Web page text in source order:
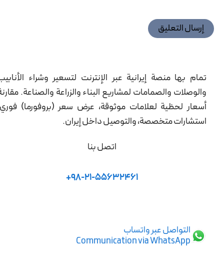
تمام بها منصة إيرانية عبر الإنترنت لتسعير وشراء الأنابيب
والوصلات والصمامات لمشاريع البناء والزراعة والصناعة. مقارنة
أسعار لحظية لعلامات موثوقة، عرض سعر (بروفورما) فوري،
استشارات متخصصة، والتوصيل داخل إيران.
اتصل بنا
98-21-55632461+
التواصل عبر واتساب
Communication via WhatsApp